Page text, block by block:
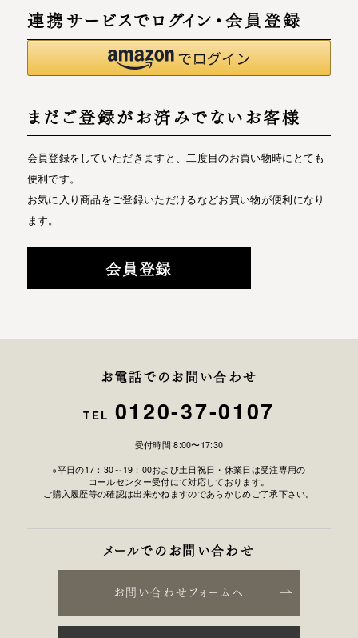
連携サービスでログイン・会員登録
まだご登録がお済みでないお客様
会員登録をしていただきますと、二度目のお買い物時にとても
便利です。
お気に入り商品をご登録いただけるなどお買い物が便利になり
ます。
会員登録
お電話でのお問い合わせ
TEL 0120-37-0107
受付時間 8:00〜17:30
※平日の17：30～19：00および土日祝日・休業日は受注専用の
コールセンター受付にて対応しております。
ご購入履歴等の確認は出来かねますのであらかじめご了承下さい。
メールでのお問い合わせ
お問い合わせフォームへ